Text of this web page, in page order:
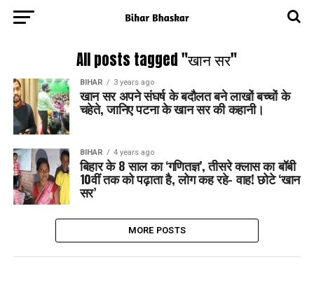
All posts tagged "खान सर"
BIHAR 3 years ago
खान सर अपने संघर्ष के बदौलत बने लाखों बच्चों के
चहेते, जानिए पटना के खान सर की कहानी।
BIHAR 4 years ago
बिहार के 8 साल का ‘गणितज्ञ’, तीसरे क्लास का बॉबी
10वीं तक को पढ़ाता है, लोग कह रहे- वाह! छोटे ‘खान
सर’
MORE POSTS